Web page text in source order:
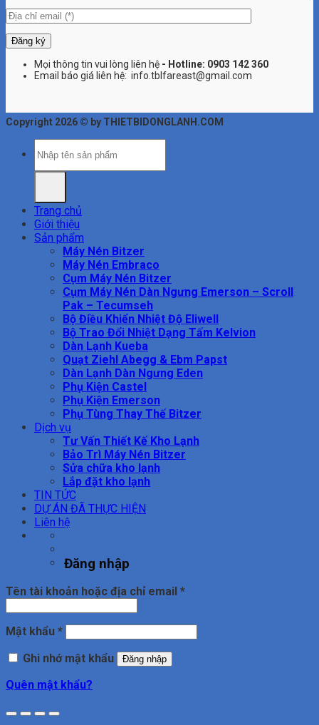
Mọi thông tin vui lòng liên hệ - Hotline: 0903 142 360
Email báo giá liên hệ: info.tblfareast@gmail.com
Copyright 2026 © by THIETBIDONGLANH.COM
kiếm:
Trang chủ
Giới thiệu
Sản phẩm
Máy Nén Bitzer
Máy Nén Embraco
Cụm Máy Nén Bitzer
Cụm Máy Nén Dàn Ngưng Emerson – Scroll
Pak – Tecumseh
Bộ Điều Khiển Nhiệt Độ Eliwell
Bộ Trao Đổi Nhiệt Dạng Tấm Kelvion
Dàn Lạnh Kueba
Quạt Ziehl Abegg & Ebm Papst
Dàn Lạnh Dàn Ngưng Eden
Phụ Kiện Castel
Phụ Kiện Emerson
Phụ Tùng Thay Thế Bitzer
Dịch vụ
Tư Vấn Thiết Kế Kho Lạnh
Bảo Trì Máy Nén Bitzer
Sửa chữa kho lạnh
Lắp đặt kho lạnh
TIN TỨC
DỰ ÁN ĐÃ THỰC HIỆN
Liên hệ
Đăng nhập
Tên tài khoản hoặc địa chỉ email *Bắt
Mật khẩu *Bắt
Ghi nhớ mật khẩu
Đăng nhập
Quên mật khẩu?